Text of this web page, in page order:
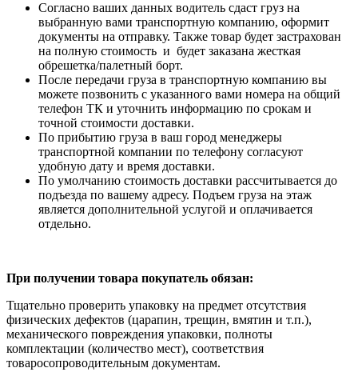
Согласно ваших данных водитель сдаст груз на
выбранную вами транспортную компанию, оформит
документы на отправку. Также товар будет застрахован
на полную стоимость и будет заказана жесткая
обрешетка/палетный борт.
После передачи груза в транспортную компанию вы
можете позвонить с указанного вами номера на общий
телефон ТК и уточнить информацию по срокам и
точной стоимости доставки.
По прибытию груза в ваш город менеджеры
транспортной компании по телефону согласуют
удобную дату и время доставки.
По умолчанию стоимость доставки рассчитывается до
подъезда по вашему адресу. Подъем груза на этаж
является дополнительной услугой и оплачивается
отдельно.
При получении товара покупатель обязан:
Тщательно проверить упаковку на предмет отсутствия
физических дефектов (царапин, трещин, вмятин и т.п.),
механического повреждения упаковки, полноты
комплектации (количество мест), соответствия
товаросопроводительным документам.